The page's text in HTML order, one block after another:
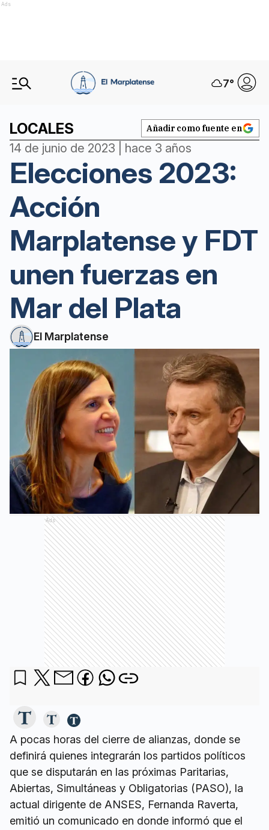
Ads
7°
LOCALES Añadir como fuente en
14 de junio de 2023 | hace 3 años
Elecciones 2023:
Acción
Marplatense y FDT
unen fuerzas en
Mar del Plata
El Marplatense
Ads
A pocas horas del cierre de alianzas, donde se
definirá quienes integrarán los partidos políticos
que se disputarán en las próximas Paritarias,
Abiertas, Simultáneas y Obligatorias (PASO), la
actual dirigente de ANSES, Fernanda Raverta,
emitió un comunicado en donde informó que el